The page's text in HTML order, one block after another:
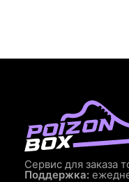
Сервис для заказа
Поддержка: